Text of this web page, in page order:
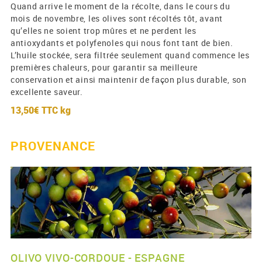
Quand arrive le moment de la récolte, dans le cours du
mois de novembre, les olives sont récoltés tôt, avant
qu’elles ne soient trop mûres et ne perdent les
antioxydants et polyfenoles qui nous font tant de bien.
L’huile stockée, sera filtrée seulement quand commence les
premières chaleurs, pour garantir sa meilleure
conservation et ainsi maintenir de façon plus durable, son
excellente saveur.
13,50€ TTCkg
PROVENANCE
OLIVO VIVO-CORDOUE - ESPAGNE